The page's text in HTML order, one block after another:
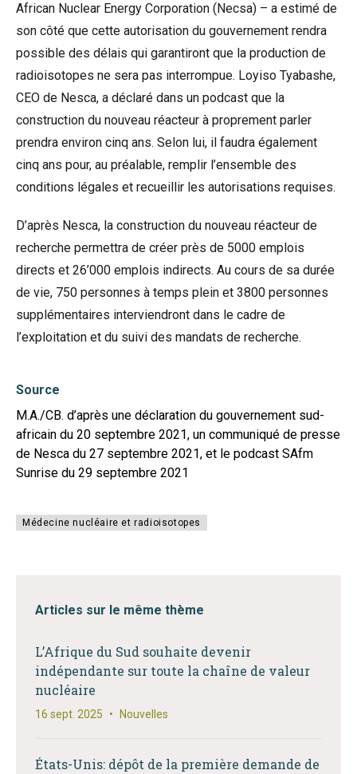
African Nuclear Energy Corporation (Necsa) – a estimé de
son côté que cette autorisation du gouvernement rendra
possible des délais qui garantiront que la production de
radioisotopes ne sera pas interrompue. Loyiso Tyabashe,
CEO de Nesca, a déclaré dans un podcast que la
construction du nouveau réacteur à proprement parler
prendra environ cinq ans. Selon lui, il faudra également
cinq ans pour, au préalable, remplir l’ensemble des
conditions légales et recueillir les autorisations requises.
D’après Nesca, la construction du nouveau réacteur de
recherche permettra de créer près de 5000 emplois
directs et 26’000 emplois indirects. Au cours de sa durée
de vie, 750 personnes à temps plein et 3800 personnes
supplémentaires interviendront dans le cadre de
l’exploitation et du suivi des mandats de recherche.
Source
M.A./CB. d’après une déclaration du gouvernement sud-
africain du 20 septembre 2021, un communiqué de presse
de Nesca du 27 septembre 2021, et le podcast SAfm
Sunrise du 29 septembre 2021
Médecine nucléaire et radioisotopes
Articles sur le même thème
L’Afrique du Sud souhaite devenir
indépendante sur toute la chaîne de valeur
nucléaire
16 sept. 2025 • Nouvelles
États-Unis: dépôt de la première demande de